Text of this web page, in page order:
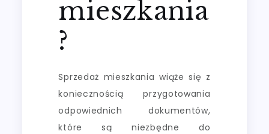
mieszkania
?
Sprzedaż mieszkania wiąże się z
koniecznością przygotowania
odpowiednich dokumentów,
które są niezbędne do